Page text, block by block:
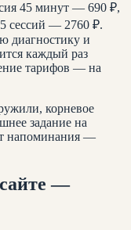
45 минут — 690 ₽,
сессий — 2760 ₽.
диагностику и
каждый раз
тарифов — на
корневое
задание на
напоминания —
—